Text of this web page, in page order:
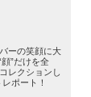
ーの笑顔に大
”だけを全
レクションし
ポート！